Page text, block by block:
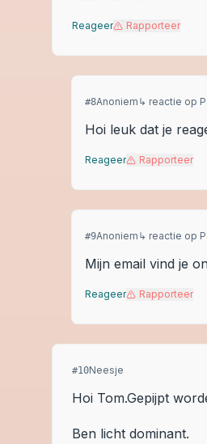
Reageer Rapporteer
#8Anoniem ↳ reactie op
Hoi leuk dat je
Reageer Rapporteer
#9Anoniem ↳ reactie op
Mijn email vind je
Reageer Rapporteer
#10Neesje
Hoi Tom.Gepijpt
Ben licht dominant.